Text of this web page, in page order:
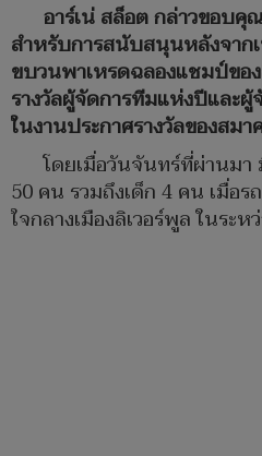
อาร์เน่ สล็อต กล่าวขอบ
สำหรับการสนับสนุนหลังจาก
ขบวนพาเหรดฉลองแชมป์ของ
รางวัลผู้จัดการทีมแห่งปีและ
ในงานประกาศรางวัลของสม
โดยเมื่อวันจันทร์ที่ผ่านม
50 คน รวมถึงเด็ก 4 คน เมื่อ
ใจกลางเมืองลิเวอร์พูล ในระ